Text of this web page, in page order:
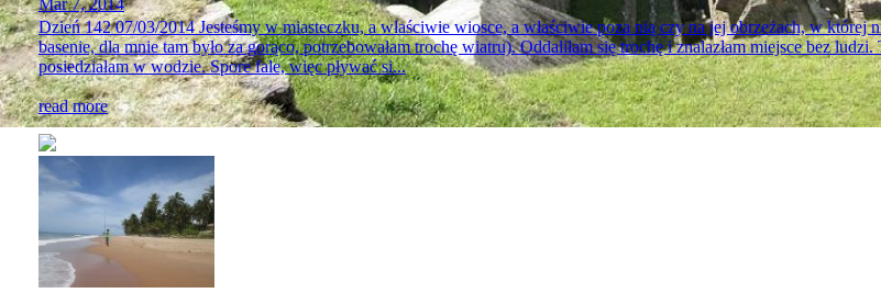
Mar 7, 2014
Dzień 142 07/03/2014 Jesteśmy w miasteczku, a właściwie wiosce, a właściwie poza nią czy na jej obrzeżach, w której
basenie, dla mnie tam było za gorąco, potrzebowałam trochę wiatru). Oddaliłam się trochę i znalazłam miejsce bez
posiedziałam w wodzie. Spore fale, więc pływać si...
read more